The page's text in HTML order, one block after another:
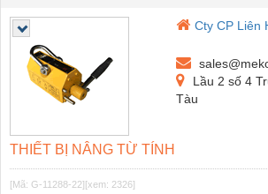
Cty CP Liên
Lầu 2 số 4
Tàu
THIẾT BỊ NÂNG TỪ TÍNH
[Mã: G-11288-22][xem: 2326]